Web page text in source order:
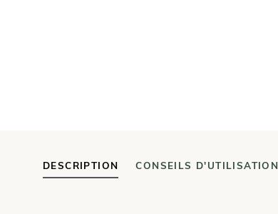
DESCRIPTION CONSEILS D'UTILISATION